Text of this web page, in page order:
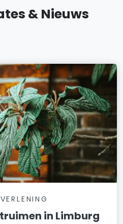
& Nieuws
in Limburg